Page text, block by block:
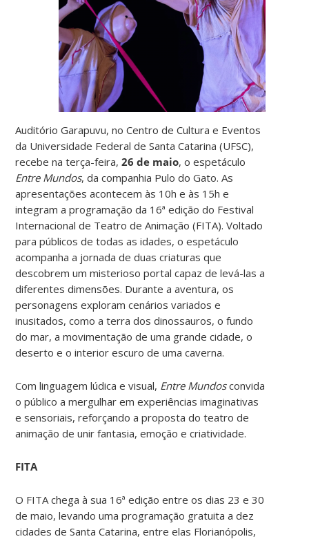
Auditório Garapuvu, no Centro de Cultura e Eventos
da Universidade Federal de Santa Catarina (UFSC),
recebe na terça-feira,26 de maio, o espetáculo
Entre Mundos, da companhia Pulo do Gato. As
apresentações acontecem às 10h e às 15h e
integram a programação da 16ª edição do Festival
Internacional de Teatro de Animação (FITA).Voltado
para públicos de todas as idades, o espetáculo
acompanha a jornada de duas criaturas que
descobrem um misterioso portal capaz de levá-las a
diferentes dimensões. Durante a aventura, os
personagens exploram cenários variados e
inusitados, como a terra dos dinossauros, o fundo
do mar, a movimentação de uma grande cidade, o
deserto e o interior escuro de uma caverna.
Com linguagem lúdica e visual, Entre Mundosconvida
o público a mergulhar em experiências imaginativas
e sensoriais, reforçando a proposta do teatro de
animação de unir fantasia, emoção e criatividade.
FITA
O FITA chega à sua 16ª edição entre os dias 23 e 30
de maio, levando uma programação gratuita a dez
cidades de Santa Catarina, entre elas Florianópolis,